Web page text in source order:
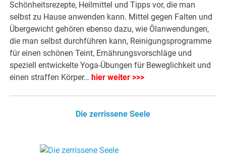
Schönheitsrezepte, Heilmittel und Tipps vor, die man
selbst zu Hause anwenden kann. Mittel gegen Falten und
Übergewicht gehören ebenso dazu, wie Ölanwendungen,
die man selbst durchführen kann, Reinigungsprogramme
für einen schönen Teint, Ernährungsvorschläge und
speziell entwickelte Yoga-Übungen für Beweglichkeit und
einen straffen Körper… hier weiter >>>
Die zerrissene Seele